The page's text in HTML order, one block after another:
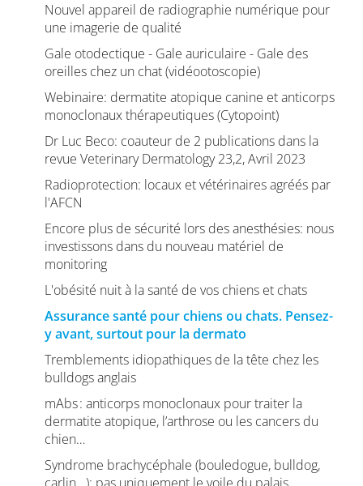
Nouvel appareil de radiographie numérique pour
une imagerie de qualité
Gale otodectique - Gale auriculaire - Gale des
oreilles chez un chat (vidéootoscopie)
Webinaire: dermatite atopique canine et anticorps
monoclonaux thérapeutiques (Cytopoint)
Dr Luc Beco: coauteur de 2 publications dans la
revue Veterinary Dermatology 23,2, Avril 2023
Radioprotection: locaux et vétérinaires agréés par
l'AFCN
Encore plus de sécurité lors des anesthésies: nous
investissons dans du nouveau matériel de
monitoring
L'obésité nuit à la santé de vos chiens et chats
Assurance santé pour chiens ou chats. Pensez-
y avant, surtout pour la dermato
Tremblements idiopathiques de la tête chez les
bulldogs anglais
mAbs : anticorps monoclonaux pour traiter la
dermatite atopique, l’arthrose ou les cancers du
chien…
Syndrome brachycéphale (bouledogue, bulldog,